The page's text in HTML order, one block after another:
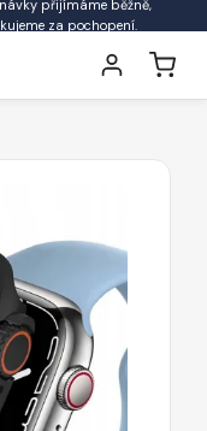
přijímáme běžně,
za pochopení.